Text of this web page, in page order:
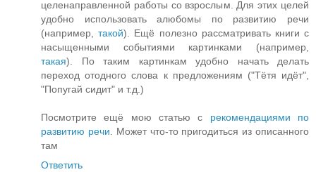
целенаправленной работы со взрослым. Для этих целей
удобно использовать алюбомы по развитию речи
(например,такой). Ещё полезно рассматривать книги с
насыщенными событиями картинками (например,
такая). По таким картинкам удобно начать делать
переход отодного слова к предложениям ("Тётя идёт",
"Попугай сидит" и т.д.)
Посмотрите ещё мою статью с рекомендациями по
развитию речи. Может что-то пригодиться из описанного
там
Ответить